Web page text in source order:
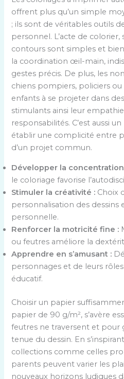
offrent plus qu’un simple
; ils sont de véritables outils
personnel. L’acte de
contours sont simples et
la coordination œil-main,
gestes précis. De plus, les
chiens pompiers, policiers
enfants à se projeter dans
stimulants ainsi leur
responsabilités. C’est aussi
établir une complicité entre
d’un projet commun.
Développer la
le coloriage favorise
Stimuler la créativité : Choix
personnalisation des dessins
personnelle.
Renforcer la motricité fine :
ou feutres améliore la
Apprendre en s’amusant :
personnages et de leurs
éducatif.
Choisir un papier
papier de 90 g/m², s’avère
feutres ne traversent et pour
tenue du dessin. En
collections comme celles
parents peuvent varier les
nouveaux horizons ludiques